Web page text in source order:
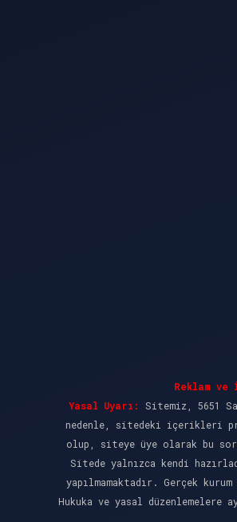
Reklam
Yasal Uyarı:
Sitemiz, 5651
nedenle, sitedeki içerikleri
olup, siteye üye olarak bu
Sitede yalnızca kendi
yapılmamaktadır. Gerçek
Hukuka ve yasal düzenlemelere